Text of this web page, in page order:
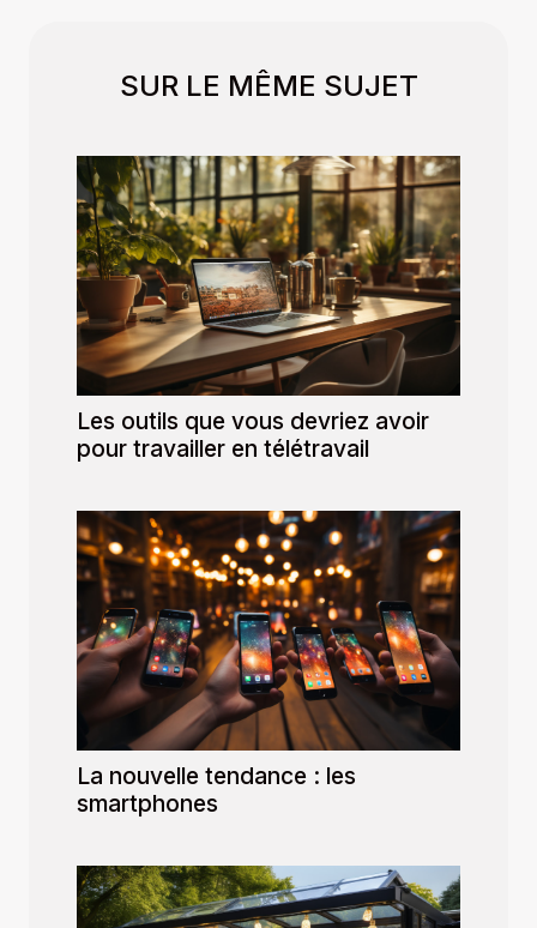
SUR LE MÊME SUJET
Les outils que vous devriez avoir
pour travailler en télétravail
La nouvelle tendance : les
smartphones